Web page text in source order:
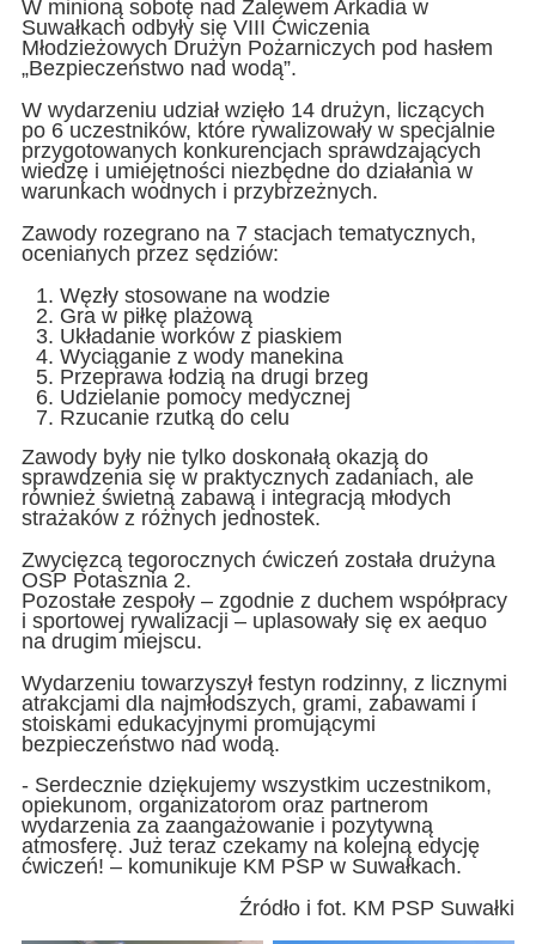
W minioną sobotę nad Zalewem Arkadia w
Suwałkach odbyły się VIII Ćwiczenia
Młodzieżowych Drużyn Pożarniczych pod hasłem
„Bezpieczeństwo nad wodą”.
W wydarzeniu udział wzięło 14 drużyn, liczących
po 6 uczestników, które rywalizowały w specjalnie
przygotowanych konkurencjach sprawdzających
wiedzę i umiejętności niezbędne do działania w
warunkach wodnych i przybrzeżnych.
Zawody rozegrano na 7 stacjach tematycznych,
ocenianych przez sędziów:
Węzły stosowane na wodzie
Gra w piłkę plażową
Układanie worków z piaskiem
Wyciąganie z wody manekina
Przeprawa łodzią na drugi brzeg
Udzielanie pomocy medycznej
Rzucanie rzutką do celu
Zawody były nie tylko doskonałą okazją do
sprawdzenia się w praktycznych zadaniach, ale
również świetną zabawą i integracją młodych
strażaków z różnych jednostek.
Zwycięzcą tegorocznych ćwiczeń została drużyna
OSP Potasznia 2.
Pozostałe zespoły – zgodnie z duchem współpracy
i sportowej rywalizacji – uplasowały się ex aequo
na drugim miejscu.
Wydarzeniu towarzyszył festyn rodzinny, z licznymi
atrakcjami dla najmłodszych, grami, zabawami i
stoiskami edukacyjnymi promującymi
bezpieczeństwo nad wodą.
- Serdecznie dziękujemy wszystkim uczestnikom,
opiekunom, organizatorom oraz partnerom
wydarzenia za zaangażowanie i pozytywną
atmosferę. Już teraz czekamy na kolejną edycję
ćwiczeń! – komunikuje KM PSP w Suwałkach.
Źródło i fot. KM PSP Suwałki